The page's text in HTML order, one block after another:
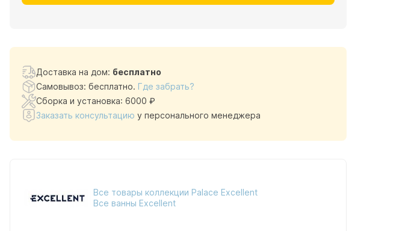
Доставка на дом: бесплатно
Самовывоз: бесплатно. Где забрать?
Сборка и установка: 6000 ₽
Заказать консультацию у персонального менеджера
Все товары коллекции Palace Excellent
Все ванны Excellent